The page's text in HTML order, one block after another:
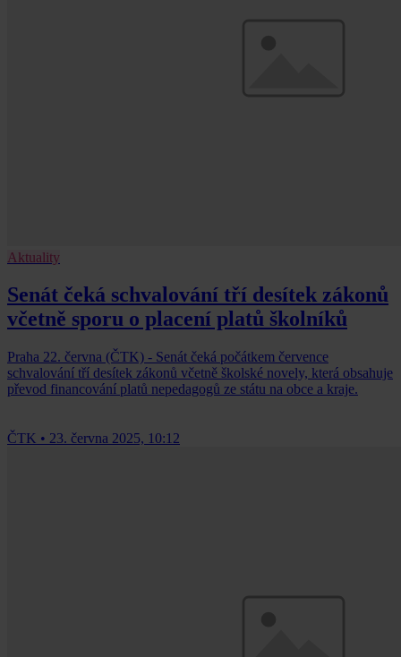
Aktuality
Senát čeká schvalování tří desítek zákonů
včetně sporu o placení platů školníků
Praha 22. června (ČTK) - Senát čeká počátkem července
schvalování tří desítek zákonů včetně školské novely, která obsahuje
převod financování platů nepedagogů ze státu na obce a kraje.
ČTK • 23. června 2025, 10:12